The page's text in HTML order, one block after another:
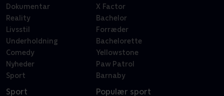
Dokumentar
Reality
Livsstil
Underholdning
Comedy
Nyheder
Sport
X Factor
Bachelor
Forræder
Bachelorette
Yellowstone
Paw Patrol
Barnaby
Sport Populær sport